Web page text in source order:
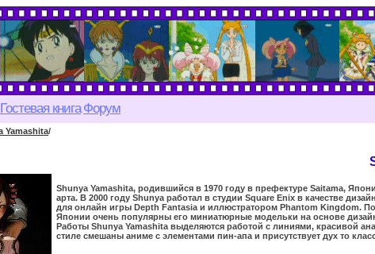
Гостевая книга Форум
Yamashita/
Shunya Yamashita, родившийся в 1970 году в префектуре Saitama,
арта. В 2000 году Shunya работал в студии Square Enix в качестве
для онлайн игры Depth Fantasia и иллюстратором Phantom Kingdom.
Японии очень популярны его миниатюрные модельки на основе
Работы Shunya Yamashita выделяются работой с линиями, красивой
стиле смешаны аниме с элементами пин-апа и присутствует дух то